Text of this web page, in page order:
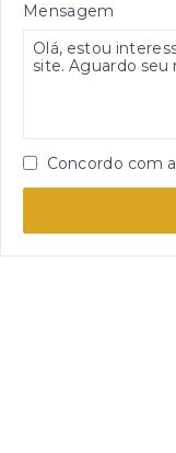
Mensagem
Concordo com a